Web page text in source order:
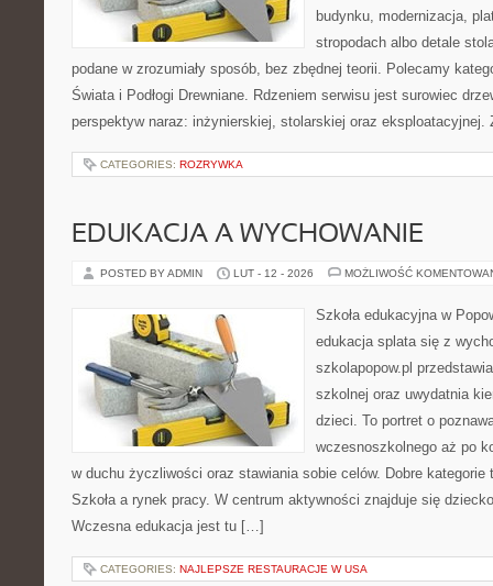
budynku, modernizacja,
stropodach albo detale
podane w zrozumiały sposób, bez zbędnej teorii. Polecamy
Świata i Podłogi Drewniane. Rdzeniem serwisu jest surowiec
perspektyw naraz: inżynierskiej, stolarskiej oraz
CATEGORIES: ROZRYWKA
EDUKACJA A WYCHOWANIE
POSTED BY ADMIN LUT - 12 - 2026 MOŻLIWOŚĆ
Szkoła edukacyjna w
edukacja splata się z
szkolapopow.pl
szkolnej oraz uwydatnia
dzieci. To portret o
wczesnoszkolnego aż po
w duchu życzliwości oraz stawiania sobie celów. Dobre kategorie
Szkoła a rynek pracy. W centrum aktywności znajduje się
Wczesna edukacja jest tu […]
CATEGORIES: NAJLEPSZE RESTAURACJE W USA